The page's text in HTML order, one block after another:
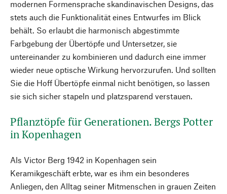
modernen Formensprache skandinavischen Designs, das
stets auch die Funktionalität eines Entwurfes im Blick
behält. So erlaubt die harmonisch abgestimmte
Farbgebung der Übertöpfe und Untersetzer, sie
untereinander zu kombinieren und dadurch eine immer
wieder neue optische Wirkung hervorzurufen. Und sollten
Sie die Hoff Übertöpfe einmal nicht benötigen, so lassen
sie sich sicher stapeln und platzsparend verstauen.
Pflanztöpfe für Generationen. Bergs Potter
in Kopenhagen
Als Victor Berg 1942 in Kopenhagen sein
Keramikgeschäft erbte, war es ihm ein besonderes
Anliegen, den Alltag seiner Mitmenschen in grauen Zeiten